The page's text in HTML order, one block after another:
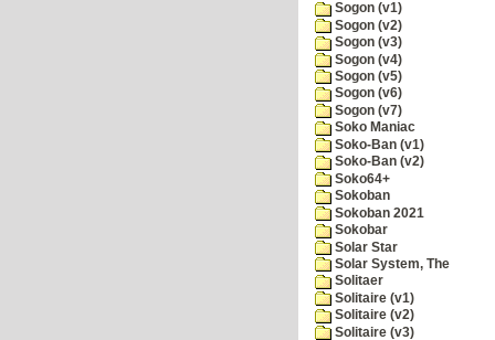
Sogon (v1)
Sogon (v2)
Sogon (v3)
Sogon (v4)
Sogon (v5)
Sogon (v6)
Sogon (v7)
Soko Maniac
Soko-Ban (v1)
Soko-Ban (v2)
Soko64+
Sokoban
Sokoban 2021
Sokobar
Solar Star
Solar System, The
Solitaer
Solitaire (v1)
Solitaire (v2)
Solitaire (v3)